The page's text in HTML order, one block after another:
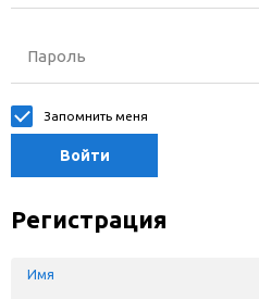
Пароль
Запомнить меня
Войти
Регистрация
Имя